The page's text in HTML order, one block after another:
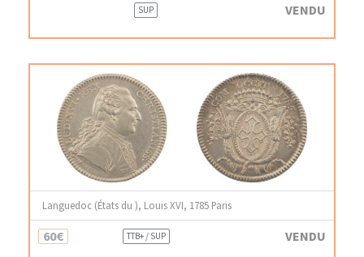
SUP VENDU
Languedoc (États du ), Louis XVI, 1785 Paris
60€ TTB+ / SUP VENDU